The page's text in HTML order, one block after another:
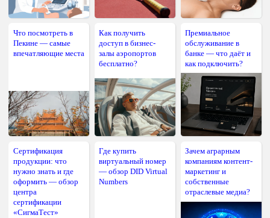
Что посмотреть в
Пекине — самые
впечатляющие места
Как получить
доступ в бизнес-
залы аэропортов
бесплатно?
Премиальное
обслуживание в
банке — что даёт и
как подключить?
Сертификация
продукции: что
нужно знать и где
оформить — обзор
центра
сертификации
«СигмаТест»
Где купить
виртуальный номер
— обзор DID Virtual
Numbers
Зачем аграрным
компаниям контент-
маркетинг и
собственные
отраслевые медиа?